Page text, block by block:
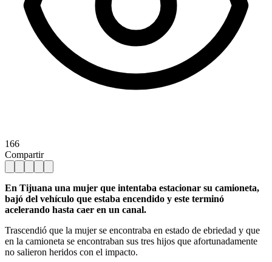
166
Compartir
En Tijuana una mujer que intentaba estacionar su camioneta,
bajó del vehículo que estaba encendido y este terminó
acelerando hasta caer en un canal.
Trascendió que la mujer se encontraba en estado de ebriedad y que
en la camioneta se encontraban sus tres hijos que afortunadamente
no salieron heridos con el impacto.